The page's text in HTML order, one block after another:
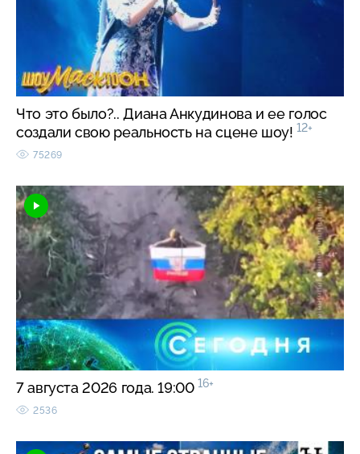
Что это было?.. Диана Анкудинова и ее голос
создали свою реальность на сцене шоу! 12+
75269
7 августа 2026 года. 19:00 16+
2536